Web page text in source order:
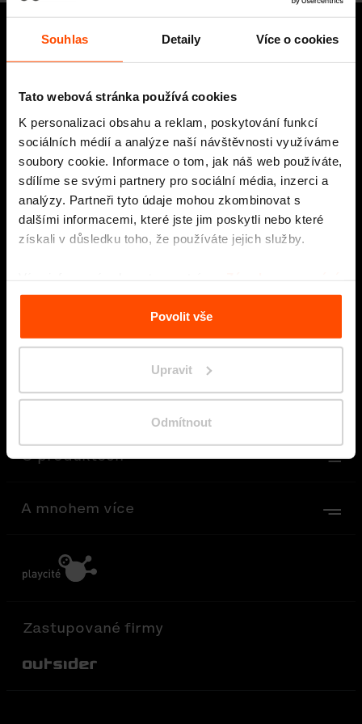
Souhlas Detaily Více o cookies
Tato webová stránka používá cookies
K personalizaci obsahu a reklam, poskytování funkcí
sociálních médií a analýze naší návštěvnosti využíváme
soubory cookie. Informace o tom, jak náš web používáte,
sdílíme se svými partnery pro sociální média, inzerci a
analýzy. Partneři tyto údaje mohou zkombinovat s
dalšími informacemi, které jste jim poskytli nebo které
získali v důsledku toho, že používáte jejich služby.
osobních údajů.
Povolit vše
Upravit
Odmítnout
Zůstaňte s námi ve spojení
Děláme města
krásnějšími
O mmcité
O produktech
A mnohem více
Zastupované firmy
Out-Sider